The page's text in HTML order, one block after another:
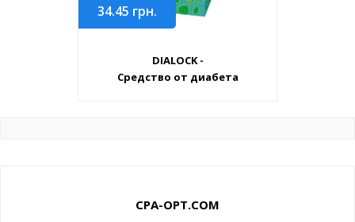
34.45 грн.
DIALOCK -
Средство от диабета
CPA-OPT.COM